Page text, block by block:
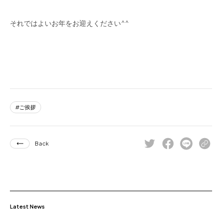
それではよいお年をお迎えください^^
ご挨拶
Back
Latest News